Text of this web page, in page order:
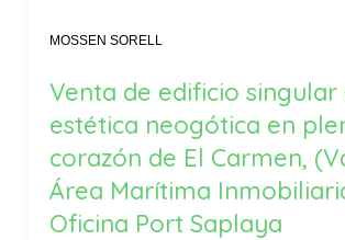
MOSSEN SORELL
Venta de edificio singular
estética neogótica en
corazón de El Carmen,
Área Marítima
Oficina Port Saplaya